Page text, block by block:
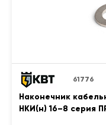
61776
Наконечник
НКИ(н) 16–8 серия